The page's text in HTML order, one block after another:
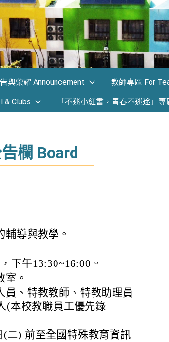
與榮耀 Announcement 教師專區 For
& Clubs 「不迷小紅書，青春不迷途」專
欄 Board
導與教學。
下午13:30~16:00。
室。
員、特教教師、特教助理員
(本校教職員工優先錄
二) 前至全國特殊教育資訊